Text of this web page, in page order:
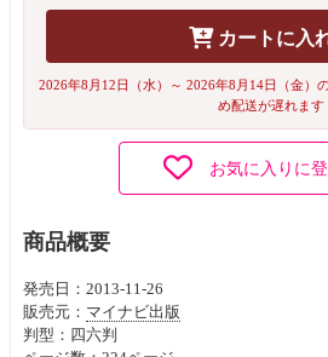
カートに入
2026年8月12日（水）～ 2026年8月14日（金）
め配送が遅れます
お気に入りに
商品概要
発売日：2013-11-26
販売元： マイナビ出版
判型：四六判